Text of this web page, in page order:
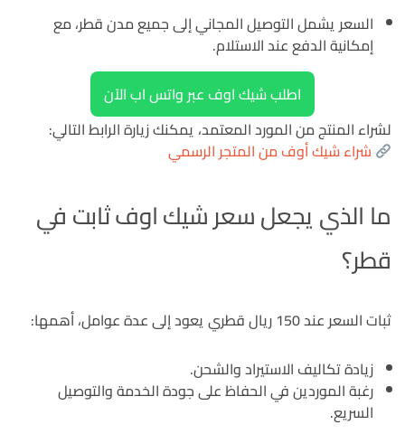
السعر يشمل التوصيل المجاني إلى جميع مدن قطر، مع
إمكانية الدفع عند الاستلام.
اطلب شيك اوف عبر واتس اب الآن
لشراء المنتج من المورد المعتمد، يمكنك زيارة الرابط التالي:
شراء شيك أوف من المتجر الرسمي
ما الذي يجعل سعر شيك اوف ثابت في
قطر؟
ثبات السعر عند 150 ريال قطري يعود إلى عدة عوامل، أهمها:
زيادة تكاليف الاستيراد والشحن.
رغبة الموردين في الحفاظ على جودة الخدمة والتوصيل
السريع.